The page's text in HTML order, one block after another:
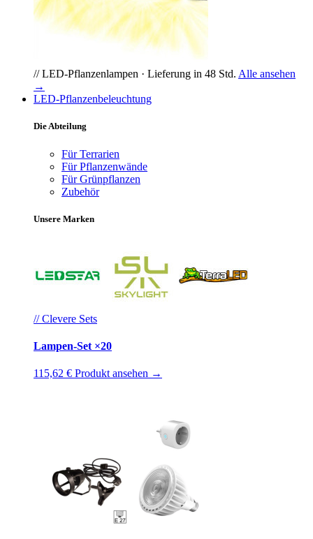
// LED-Pflanzenlampen · Lieferung in 48 Std. Alle ansehen
→
LED-Pflanzenbeleuchtung
Die Abteilung
Für Terrarien
Für Pflanzenwände
Für Grünpflanzen
Zubehör
Unsere Marken
// Clevere Sets
Lampen-Set ×20
115,62 € Produkt ansehen →